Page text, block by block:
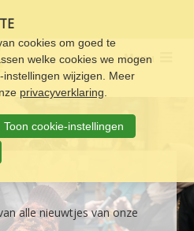
cookies om goed te
welke cookies we mogen
wijzigen. Meer
privacyverklaring
Toon cookie-instellingen
Menu
alle nieuwtjes van onze